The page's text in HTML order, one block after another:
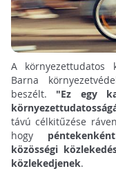
A környezettudatos
Barna
beszélt. "Ez egy
távú célkitűzése
hogy
közösségi
közlekedjenek.